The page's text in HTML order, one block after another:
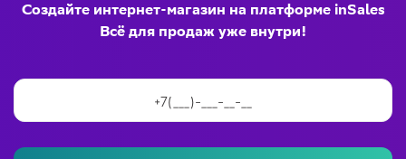
Создайте интернет-магазин на платформе inSales
Всё для продаж уже внутри!